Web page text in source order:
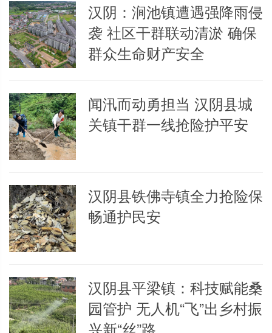
汉阴：涧池镇遭遇强降雨侵
袭 社区干群联动清淤 确保
群众生命财产安全
闻汛而动勇担当 汉阴县城
关镇干群一线抢险护平安
汉阴县铁佛寺镇全力抢险保
畅通护民安
汉阴县平梁镇：科技赋能桑
园管护 无人机“飞”出乡村振
兴新“丝”路